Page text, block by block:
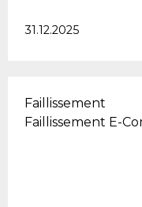
31.12.2025
Faillissement
Faillissement E-